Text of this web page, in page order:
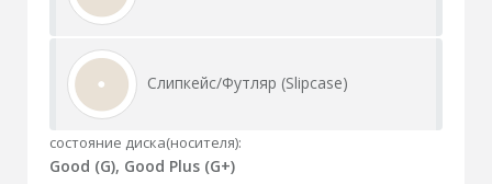
Слипкейс/Футляр (Slipcase)
состояние диска(носителя):
Good (G), Good Plus (G+)